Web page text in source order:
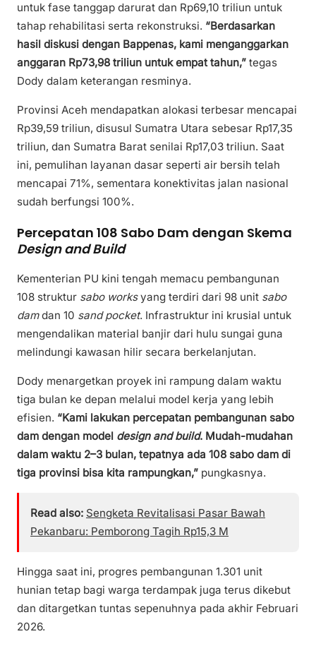
untuk fase tanggap darurat dan Rp69,10 triliun untuk
tahap rehabilitasi serta rekonstruksi. “Berdasarkan
hasil diskusi dengan Bappenas, kami menganggarkan
anggaran Rp73,98 triliun untuk empat tahun,” tegas
Dody dalam keterangan resminya.
Provinsi Aceh mendapatkan alokasi terbesar mencapai
Rp39,59 triliun, disusul Sumatra Utara sebesar Rp17,35
triliun, dan Sumatra Barat senilai Rp17,03 triliun. Saat
ini, pemulihan layanan dasar seperti air bersih telah
mencapai 71%, sementara konektivitas jalan nasional
sudah berfungsi 100%.
Percepatan 108 Sabo Dam dengan Skema
Design and Build
Kementerian PU kini tengah memacu pembangunan
108 struktur sabo worksyang terdiri dari 98 unit sabo
damdan 10 sand pocket. Infrastruktur ini krusial untuk
mengendalikan material banjir dari hulu sungai guna
melindungi kawasan hilir secara berkelanjutan.
Dody menargetkan proyek ini rampung dalam waktu
tiga bulan ke depan melalui model kerja yang lebih
efisien. “Kami lakukan percepatan pembangunan sabo
dam dengan model design and build. Mudah-mudahan
dalam waktu 2–3 bulan, tepatnya ada 108 sabo dam di
tiga provinsi bisa kita rampungkan,” pungkasnya.
Read also: Sengketa Revitalisasi Pasar Bawah
Pekanbaru: Pemborong Tagih Rp15,3 M
Hingga saat ini, progres pembangunan 1.301 unit
hunian tetap bagi warga terdampak juga terus dikebut
dan ditargetkan tuntas sepenuhnya pada akhir Februari
2026.